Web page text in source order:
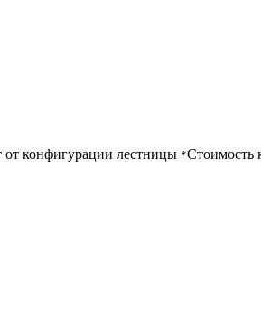
от конфигурации лестницы *Стоимость